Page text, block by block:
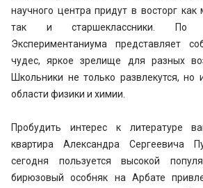
научного центра придут в восторг
так и старшеклассники. По
Экспериментаниума представляет
чудес, яркое зрелище для разных
Школьники не только развлекутся, но
области физики и химии.
Пробудить интерес к литературе
квартира Александра Сергеевича
сегодня пользуется высокой
бирюзовый особняк на Арбате